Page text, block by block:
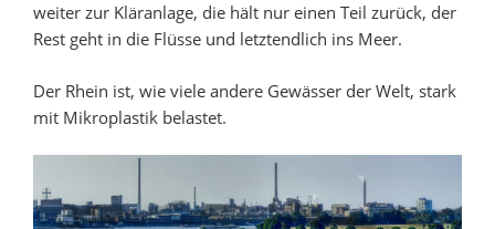
weiter zur Kläranlage, die hält nur einen Teil zurück, der
Rest geht in die Flüsse und letztendlich ins Meer.
Der Rhein ist, wie viele andere Gewässer der Welt, stark
mit Mikroplastik belastet.